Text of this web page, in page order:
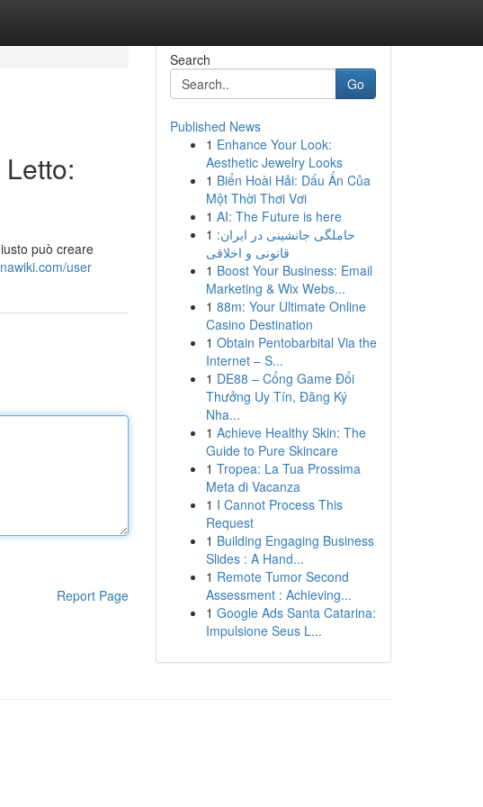
può creare
user
Report Page
Search
Go
Published News
1 Enhance Your Look:
Aesthetic Jewelry Looks
1 Biển Hoài Hải: Dấu Ấn Của
Một Thời Thơi Vơi
1 AI: The Future is here
1 حاملگی جانشینی در ایران:
قانونی و اخلاقی
1 Boost Your Business: Email
Marketing & Wix Webs...
1 88m: Your Ultimate Online
Casino Destination
1 Obtain Pentobarbital Via the
Internet – S...
1 DE88 – Cổng Game Đổi
Thưởng Uy Tín, Đăng Ký
Nha...
1 Achieve Healthy Skin: The
Guide to Pure Skincare
1 Tropea: La Tua Prossima
Meta di Vacanza
1 I Cannot Process This
Request
1 Building Engaging Business
Slides : A Hand...
1 Remote Tumor Second
Assessment : Achieving...
1 Google Ads Santa Catarina:
Impulsione Seus L...